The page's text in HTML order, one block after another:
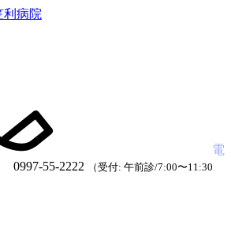
電
0997-55-2222
（受付: 午前診/7:00〜11:30